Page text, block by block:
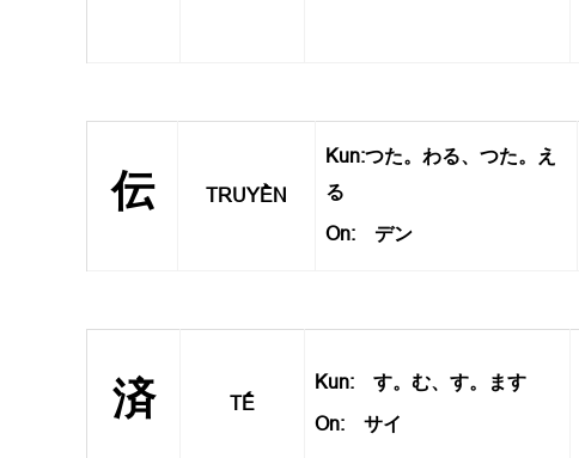
伝 TRUYỀN
Kun:つた。わる、つた。え
る
On: デン
済 TẾ
Kun: す。む、す。ます
On: サイ